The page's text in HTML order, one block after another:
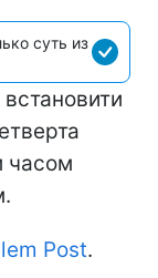
суть из
часом
Post.